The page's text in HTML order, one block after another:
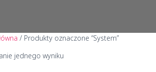
/ Produkty oznaczone “System”
jednego wyniku